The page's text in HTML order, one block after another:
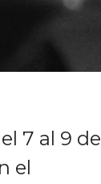
7 al 9 de
el